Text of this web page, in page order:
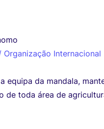
Organização Internacional
equipa da mandala,
de toda área de